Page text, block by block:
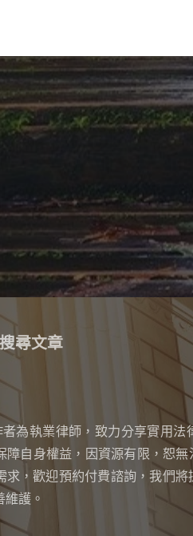
尋文章
者為執業律師，致力分享實用法
障自身權益，因資源有限，恕
求，歡迎預約付費諮詢，我們
護。